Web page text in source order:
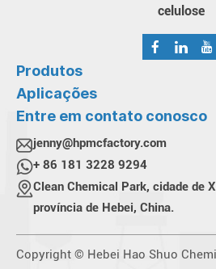
celulose
Produtos
Aplicações
Entre em contato conosco
jenny@hpmcfactory.com
+ 86 181 3228 9294
Clean Chemical Park, cidade de
província de Hebei, China.
Copyright © Hebei Hao Shuo